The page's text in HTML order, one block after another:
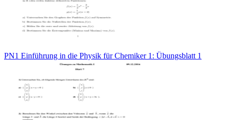
PN1 Einführung in die Physik für Chemiker 1: Übungsblatt 1